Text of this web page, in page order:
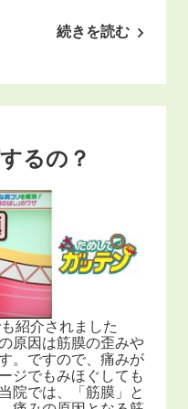
続きを読む
るの？
紹介されました
原因は筋膜の歪みや
。ですので、痛みが
ジでもみほぐしても
院では、「筋膜」と